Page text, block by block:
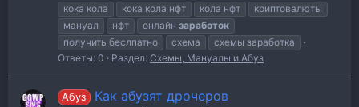
кока кола
кока кола нфт кола нфт
криптовалюты
мануал
нфт онлайн заработок
получить беслпатно
схема
схемы заработка
Ответы: 0
Раздел: Схемы, Мануалы и Абуз
Абуз Как абузят дрочеров